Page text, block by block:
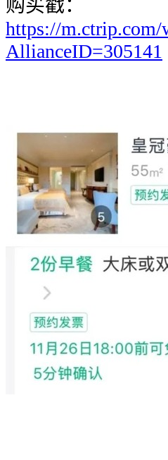
购买戳：
https://m.ctrip.com/
AllianceID=305141